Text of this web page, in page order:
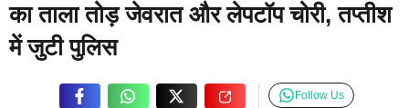
का ताला तोड़ जेवरात और लेपटॉप चोरी, तप्तीश
में जुटी पुलिस
Follow Us